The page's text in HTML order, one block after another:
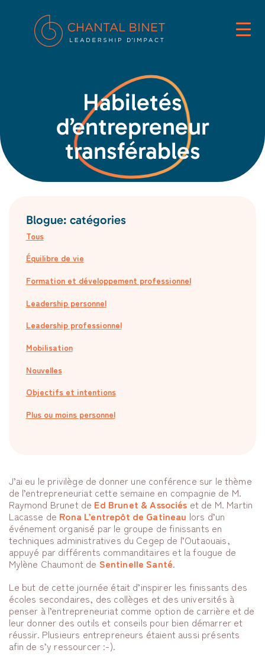
Habiletés
d’entrepreneur
transférables
Blogue: catégories
Tous
Équilibre de vie
Formation et développement professionnel
Leadership personnel
Leadership professionnel
Mobilisation
Nouvelles
Objectifs et intentions
Plus ou moins personnel
J’ai eu le privilège de donner une conférence sur le thème
de l’entrepreneuriat cette semaine en compagnie de M.
Raymond Brunet de Ed Brunet & Associés et de M. Martin
Lacasse de Rona L’entrepôt de Gatineau lors d’un
événement organisé par le groupe de finissants en
techniques administratives du Cegep de l’Outaouais,
appuyé par différents commanditaires et la fougue de
Mylène Chaumont de Sentinelle Santé.
Le but de cette journée était d’inspirer les finissants des
écoles secondaires, des collèges et des universités à
penser à l’entrepreneuriat comme option de carrière et de
leur donner des outils et conseils pour bien démarrer et
réussir. Plusieurs entrepreneurs étaient aussi présents
afin de s’y ressourcer :-).